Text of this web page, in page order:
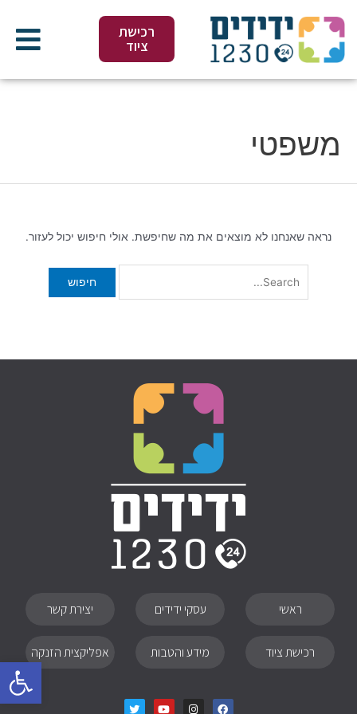
פתח
לתוכן
רכישת
ציוד
משפטי
נראה שאנחנו לא מוצאים את מה שחיפשת. אולי חיפוש יכול לעזור.
for:
ראשי
רכישת ציוד
עסקי ידידים
מידע והטבות
יצירת קשר
אפליקצית הזנקה
a
n
o
w